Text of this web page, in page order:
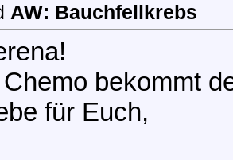
AW: Bauchfellkrebs
bekommt
für Euch,